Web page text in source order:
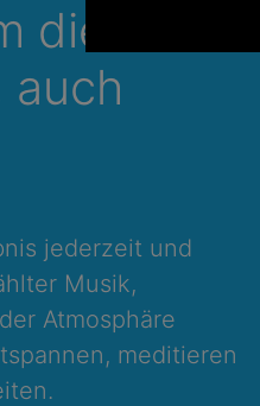
die Uhr
auch
jederzeit und
Musik,
Atmosphäre
meditieren